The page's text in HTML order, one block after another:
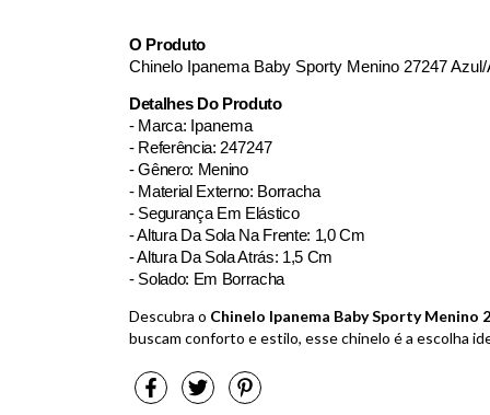
O Produto
Chinelo Ipanema Baby Sporty Menino 27247
Detalhes Do Produto
- Marca: Ipanema
- Referência: 247247
- Gênero: Menino
- Material Externo: Borracha
- Segurança Em Elástico
- Altura Da Sola Na Frente: 1,0 Cm
- Altura Da Sola Atrás: 1,5 Cm
- Solado: Em Borracha
Descubra o Chinelo Ipanema Baby Sporty Menino
buscam conforto e estilo, esse chinelo é a escolha